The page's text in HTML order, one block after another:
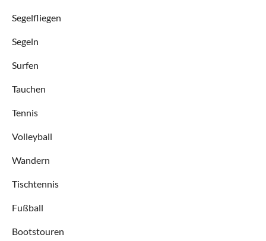
Segelfliegen
Segeln
Surfen
Tauchen
Tennis
Volleyball
Wandern
Tischtennis
Fußball
Bootstouren